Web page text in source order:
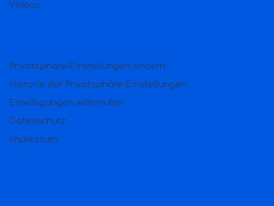
Videos
Privatsphäre-Einstellungen ändern
Historie der Privatsphäre-Einstellungen
Einwilligungen widerrufen
Datenschutz
Impressum